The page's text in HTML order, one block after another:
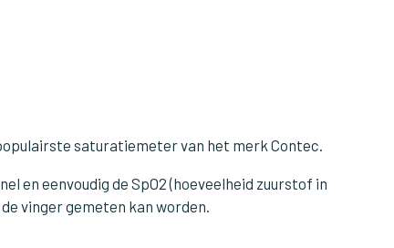
saturatiemeter van het merk Contec.
en eenvoudig de SpO2 (hoeveelheid zuurstof in
vinger gemeten kan worden.